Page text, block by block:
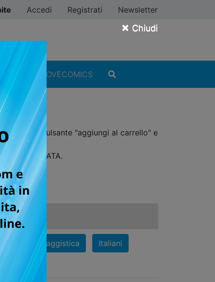
× Chiudi
Accedi Registrati Newsletter
#ILOVECOMICS
sul pulsante "aggiungi al carrello" e
AVANZATA.
Y Z
Comics Saggistica Italiani